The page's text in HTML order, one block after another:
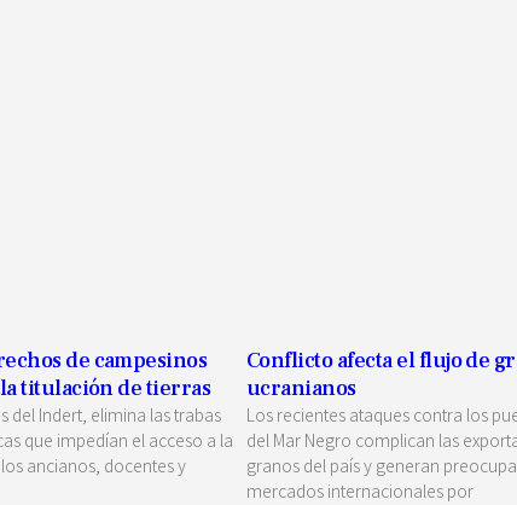
de campesinos
titulación de tierras
del Indert, elimina las trabas
que impedían el acceso a la
ancianos, docentes y
Conflicto afecta el flujo de
ucranianos
Los recientes ataques contra los
del Mar Negro complican las
granos del país y generan
mercados internacionales por